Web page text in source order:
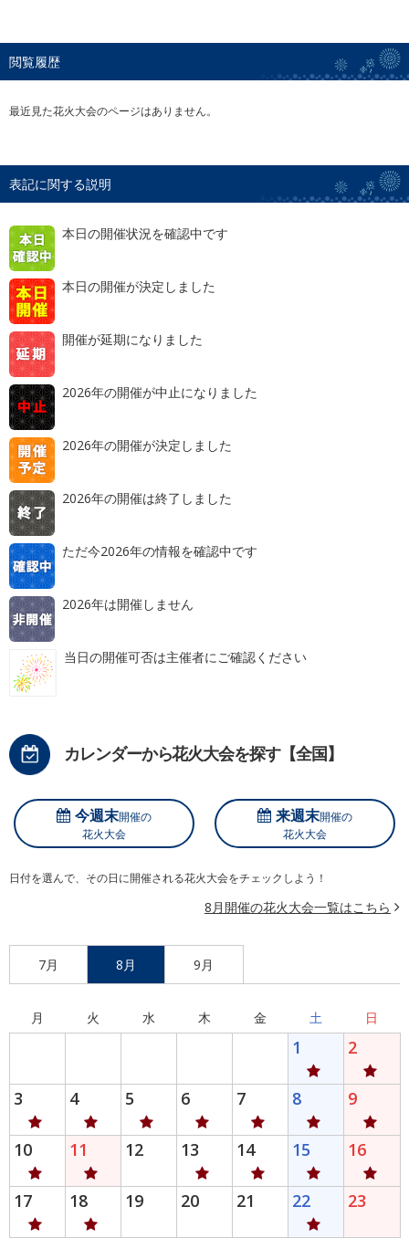
閲覧履歴
最近見た花火大会のページはありません。
表記に関する説明
本日の開催状況を確認中です
本日の開催が決定しました
開催が延期になりました
2026年の開催が中止になりました
2026年の開催が決定しました
2026年の開催は終了しました
ただ今2026年の情報を確認中です
2026年は開催しません
当日の開催可否は主催者にご確認ください
カレンダーから花火大会を探す【全国】
今週末開催の
花火大会
来週末開催の
花火大会
日付を選んで、その日に開催される花火大会をチェックしよう！
8月開催の花火大会一覧はこちら
7月 8月 9月
月 火 水 木 金 土 日
1 2
3 4 5 6 7 8 9
10 11 12 13 14 15 16
17 18 19 20 21 22 23